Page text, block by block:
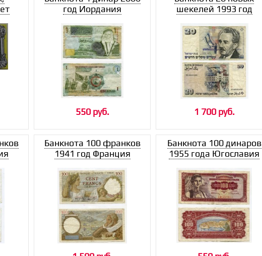
год Иордания
550 руб.
шекелей 1993 год
1 700 руб.
Банкнота 100 франков
1941 год Франция
Банкнота 100 динаров
1955 года Югославия